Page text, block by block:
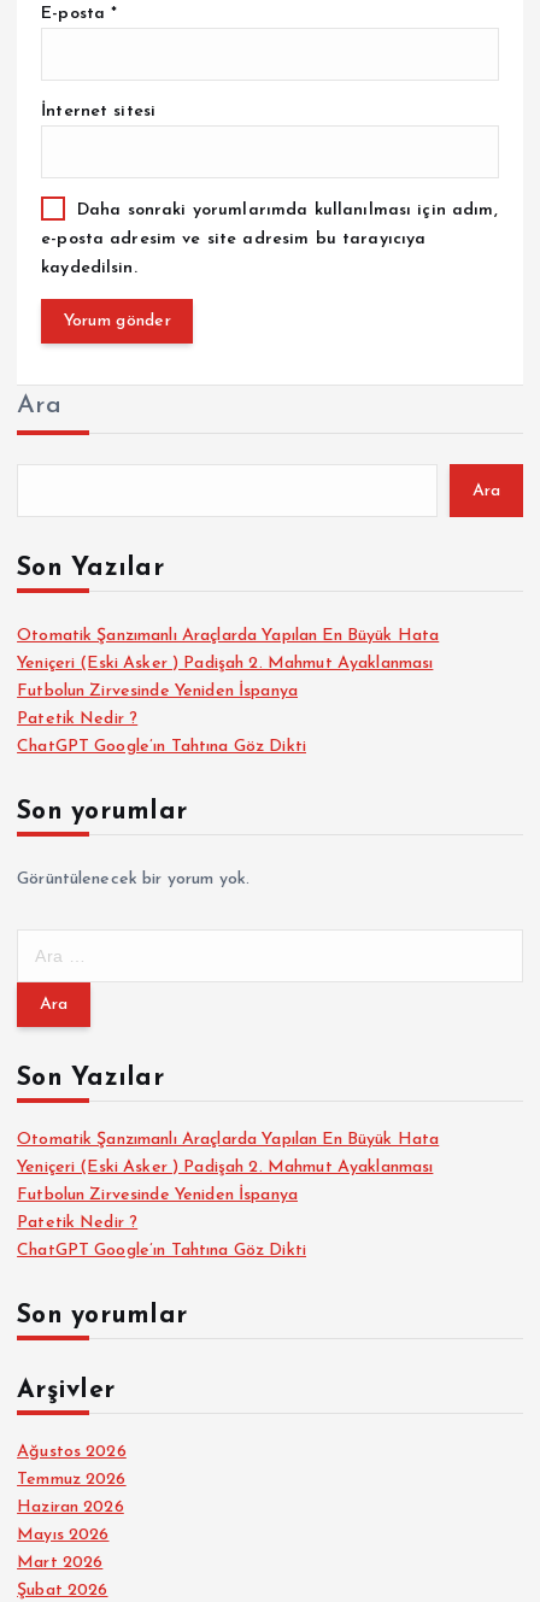
E-posta*
İnternet sitesi
Daha sonraki yorumlarımda kullanılması için adım,
e-posta adresim ve site adresim bu tarayıcıya
kaydedilsin.
Ara
Ara
Son Yazılar
Otomatik Şanzımanlı Araçlarda Yapılan En Büyük Hata
Yeniçeri (Eski Asker ) Padişah 2. Mahmut Ayaklanması
Futbolun Zirvesinde Yeniden İspanya
Patetik Nedir ?
ChatGPT Google’ın Tahtına Göz Dikti
Son yorumlar
Görüntülenecek bir yorum yok.
m
:Son Yazılar
Otomatik Şanzımanlı Araçlarda Yapılan En Büyük Hata
Yeniçeri (Eski Asker ) Padişah 2. Mahmut Ayaklanması
Futbolun Zirvesinde Yeniden İspanya
Patetik Nedir ?
ChatGPT Google’ın Tahtına Göz Dikti
Son yorumlar
Arşivler
Ağustos 2026
Temmuz 2026
Haziran 2026
Mayıs 2026
Mart 2026
Şubat 2026